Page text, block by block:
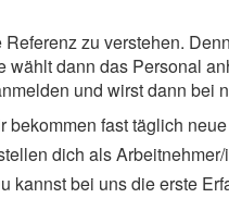
zu verstehen.
wählt dann das Personal
und wirst dann bei
bekommen fast täglich
dich als
kannst bei uns die erste